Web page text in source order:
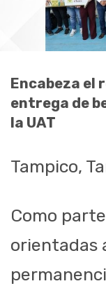
Encabeza el
entrega de
la UAT
Tampico,
Como
orientadas